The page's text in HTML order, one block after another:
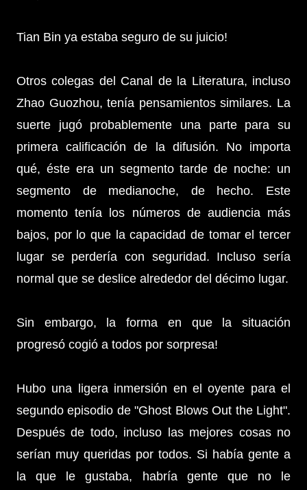
Tian Bin ya estaba seguro de su juicio!
Otros colegas del Canal de la Literatura, incluso
Zhao Guozhou, tenía pensamientos similares. La
suerte jugó probablemente una parte para su
primera calificación de la difusión. No importa
qué, éste era un segmento tarde de noche: un
segmento de medianoche, de hecho. Este
momento tenía los números de audiencia más
bajos, por lo que la capacidad de tomar el tercer
lugar se perdería con seguridad. Incluso sería
normal que se deslice alrededor del décimo lugar.
Sin embargo, la forma en que la situación
progresó cogió a todos por sorpresa!
Hubo una ligera inmersión en el oyente para el
segundo episodio de "Ghost Blows Out the Light".
Después de todo, incluso las mejores cosas no
serían muy queridas por todos. Si había gente a
la que le gustaba, habría gente que no le